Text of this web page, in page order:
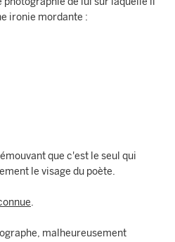
ironie mordante :
que c'est le seul qui
le visage du poète.
.
malheureusement